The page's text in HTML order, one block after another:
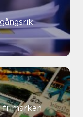
frimärken